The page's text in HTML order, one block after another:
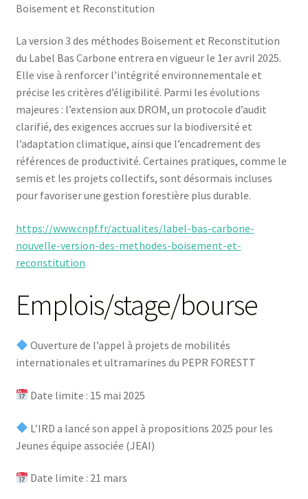
Boisement et Reconstitution
La version 3 des méthodes Boisement et Reconstitution
du Label Bas Carbone entrera en vigueur le 1er avril 2025.
Elle vise à renforcer l’intégrité environnementale et
précise les critères d’éligibilité. Parmi les évolutions
majeures : l’extension aux DROM, un protocole d’audit
clarifié, des exigences accrues sur la biodiversité et
l’adaptation climatique, ainsi que l’encadrement des
références de productivité. Certaines pratiques, comme le
semis et les projets collectifs, sont désormais incluses
pour favoriser une gestion forestière plus durable.
https://www.cnpf.fr/actualites/label-bas-carbone-
nouvelle-version-des-methodes-boisement-et-
reconstitution
Emplois/stage/bourse
Ouverture de l’appel à projets de mobilités
internationales et ultramarines du PEPR FORESTT
Date limite : 15 mai 2025
L’IRD a lancé son appel à propositions 2025 pour les
Jeunes équipe associée (JEAI)
Date limite : 21 mars